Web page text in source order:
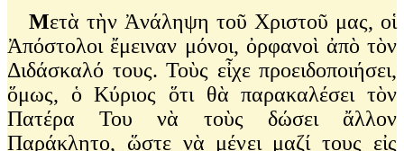
Μετὰ τὴν Ἀνάληψη τοῦ Χριστοῦ μας, οἱ
Ἀπόστολοι ἔμειναν μόνοι, ὀρφανοὶ ἀπὸ τὸν
Διδάσκαλό τους. Τοὺς εἶχε προειδοποιήσει,
ὅμως, ὁ Κύριος ὅτι θὰ παρακαλέσει τὸν
Πατέρα Του νὰ τοὺς δώσει ἄλλον
Παράκλητο, ὥστε νὰ μένει μαζί τους εἰς